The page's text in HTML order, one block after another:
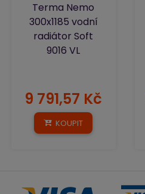
Terma Nemo
300x1185 vodní
radiátor Soft
9016 VL
9 791,57 Kč
KOUPIT